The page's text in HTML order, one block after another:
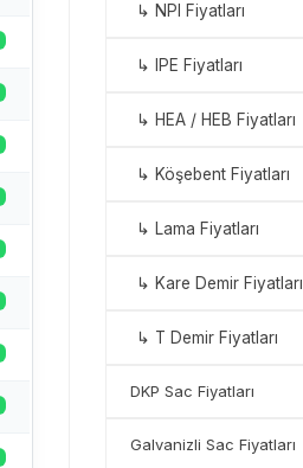
↳ NPI Fiyatları
↳ IPE Fiyatları
↳ HEA / HEB Fiyatları
↳ Köşebent Fiyatları
↳ Lama Fiyatları
↳ Kare Demir Fiyatları
↳ T Demir Fiyatları
DKP Sac Fiyatları
Galvanizli Sac Fiyatları